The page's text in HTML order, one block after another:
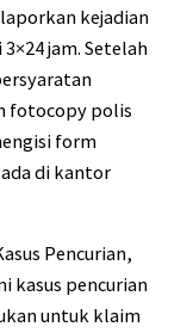
kejadian
jam. Setelah
fotocopy polis
form
di kantor
Pencurian,
kasus pencurian
untuk klaim